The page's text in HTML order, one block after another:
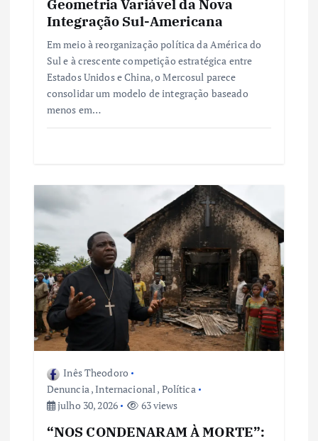
Geometria Variável da Nova
Integração Sul-Americana
Em meio à reorganização política da América do
Sul e à crescente competição estratégica entre
Estados Unidos e China, o Mercosul parece
consolidar um modelo de integração baseado
menos em…
Inês Theodoro
Denuncia,Internacional, Política
julho 30, 2026
63 views
“NOS CONDENARAM À MORTE”: